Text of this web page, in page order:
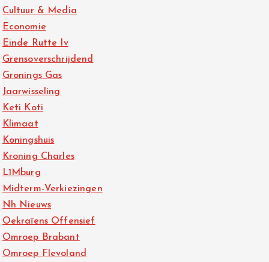
Cultuur & Media
Economie
Einde Rutte Iv
Grensoverschrijdend
Gronings Gas
Jaarwisseling
Keti Koti
Klimaat
Koningshuis
Kroning Charles
L1Mburg
Midterm-Verkiezingen
Nh Nieuws
Oekraïens Offensief
Omroep Brabant
Omroep Flevoland